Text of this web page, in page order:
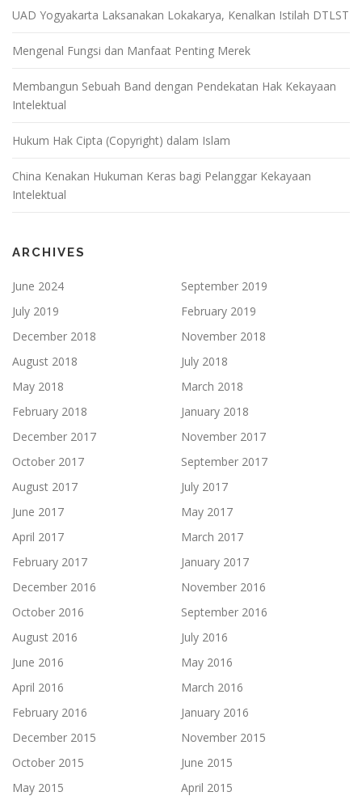
UAD Yogyakarta Laksanakan Lokakarya, Kenalkan Istilah DTLST
Mengenal Fungsi dan Manfaat Penting Merek
Membangun Sebuah Band dengan Pendekatan Hak Kekayaan
Intelektual
Hukum Hak Cipta (Copyright) dalam Islam
China Kenakan Hukuman Keras bagi Pelanggar Kekayaan
Intelektual
ARCHIVES
June 2024
September 2019
July 2019
February 2019
December 2018
November 2018
August 2018
July 2018
May 2018
March 2018
February 2018
January 2018
December 2017
November 2017
October 2017
September 2017
August 2017
July 2017
June 2017
May 2017
April 2017
March 2017
February 2017
January 2017
December 2016
November 2016
October 2016
September 2016
August 2016
July 2016
June 2016
May 2016
April 2016
March 2016
February 2016
January 2016
December 2015
November 2015
October 2015
June 2015
May 2015
April 2015